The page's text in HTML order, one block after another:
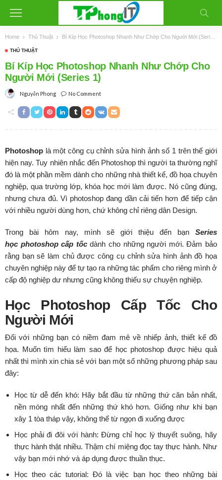
Home Thủ Thuật Bí Kíp Học Photoshop Nhanh Như Chớp Cho Người Mới (Series 1)
THỦ THUẬT
Bí Kíp Học Photoshop Nhanh Như Chớp Cho
Người Mới (Series 1)
Nguyễn Phong No Comment
Photoshop là một công cụ chỉnh sửa hình ảnh số 1 trên thế giới
hiện nay. Tuy nhiên nhắc đến Photoshop thì người ta thường nghĩ
đó là một phần mềm dành cho những nhà thiết kế, đồ họa chuyên
nghiệp, qua trường lớp, khóa học mới làm được. Nó cũng đúng,
nhưng chưa đủ. Vì photoshop đang dần cải tiến hơn để tiếp cận
với nhiều người dùng hơn, chứ không chỉ riêng dân Design.
Trong bài hôm nay, mình sẽ giới thiệu đến bạn Series
học photoshop cấp tốcdành cho những người mới. Đảm bảo
rằng bạn sẽ làm chủ được công cụ chỉnh sửa hình ảnh đồ họa
chuyên nghiệp này để tự tạo ra những tác phẩm cho riêng mình ở
cấp độ nghiệp dư nhưng cũng không thiếu sự chuyện nghiệp.
Học Photoshop Cấp Tốc Cho
Người Mới
Đối với những bạn có niềm đam mê về nhiếp ảnh, thiết kế đồ
họa. Muốn tìm hiểu làm sao để học photoshop được hiệu quả
nhất thì mình xin chia sẻ với bạn một số những phương pháp sau
đây:
Học từ dễ đến khó: Hãy bắt đầu từ những thứ căn bản nhất,
nền móng nhất đến những thứ khó hơn. Giống như khi bạn
xây 1 tòa tháp vậy, không thể từ ngọn đi xuống được
Học phải đi đôi với hành: Đừng chỉ học lý thuyết suông, hãy
thực hành thật nhiều. Thậm chí miệng đọc tay thực hành. Như
vậy bạn mới nhớ và áp dụng được thuần thục.
Học theo các tutorial: Đó là việc bạn học theo những bài